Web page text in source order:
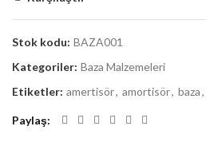
Stok kodu: BAZA001
Kategoriler: Baza Malzemeleri
Etiketler: amertisör, amortisör, baza,
Paylaş